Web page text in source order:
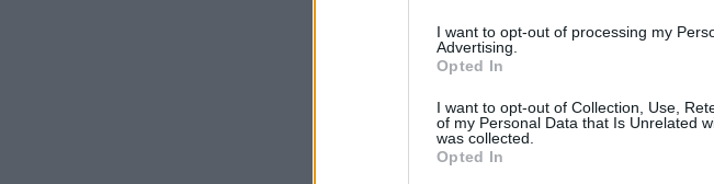
I want to opt-out of processing my
Advertising.
Opted In
I want to opt-out of Collection, Use,
of my Personal Data that Is Unrelated
was collected.
Opted In